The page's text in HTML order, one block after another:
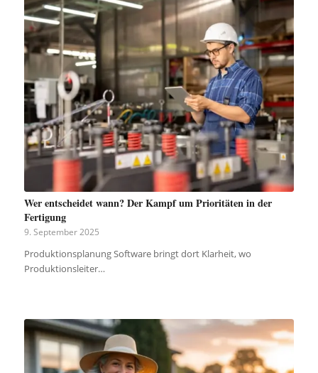
Wer entscheidet wann? Der Kampf um Prioritäten in der
Fertigung
9. September 2025
Produktionsplanung Software bringt dort Klarheit, wo
Produktionsleiter…